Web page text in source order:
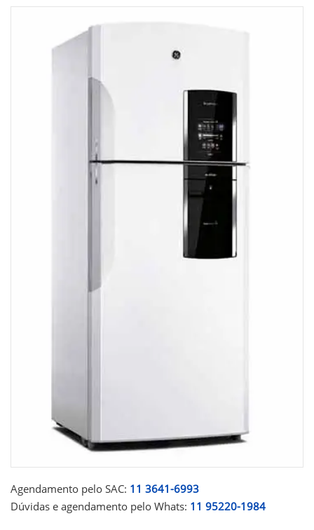
Agendamento pelo SAC: 11 3641-6993
Dúvidas e agendamento pelo Whats: 11 95220-1984